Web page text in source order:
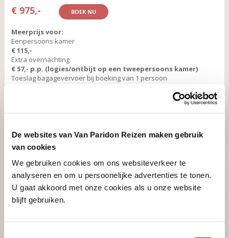
De websites van Van Paridon Reizen maken gebruik
van cookies
We gebruiken cookies om ons websiteverkeer te
analyseren en om u persoonelijke advertenties te tonen.
U gaat akkoord met onze cookies als u onze website
blijft gebruiken.
€ 975,- BOEK NU
Meerprijs voor:
Eenpersoons kamer
€ 115,-
Extra overnachting
€ 57,- p.p. (logies/ontbijt op een tweepersoons kamer)
Toeslag bagagevervoer bij boeking van 1 persoon
lunchpakket (5x met diner,nietin Ulmen en nietin Manderscheid)
- bagagevervoer van hotel naar hotel
In het voetspoor van de ridders door het